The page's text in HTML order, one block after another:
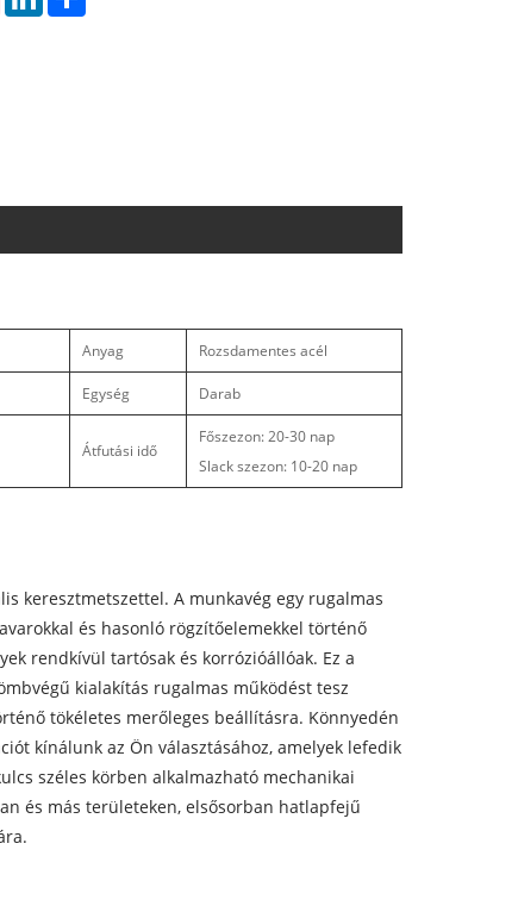
Anyag Rozsdamentes acél
Egység Darab
Átfutási idő
Főszezon: 20-30 nap
Slack szezon: 10-20 nap
keresztmetszettel. A munkavég egy rugalmas
és hasonló rögzítőelemekkel történő
rendkívül tartósak és korrózióállóak. Ez a
kialakítás rugalmas működést tesz
tökéletes merőleges beállításra. Könnyedén
kínálunk az Ön választásához, amelyek lefedik
széles körben alkalmazható mechanikai
és más területeken, elsősorban hatlapfejű